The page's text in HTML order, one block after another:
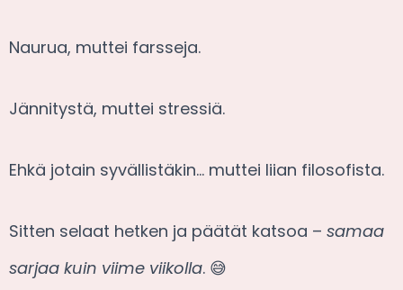
Naurua, muttei farsseja.
Jännitystä, muttei stressiä.
Ehkä jotain syvällistäkin… muttei liian filosofista.
Sitten selaat hetken ja päätät katsoa – samaa
sarjaa kuin viime viikolla. 😅